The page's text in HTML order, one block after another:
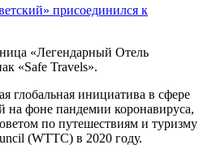
присоединился к
«Легендарный Отель
«Safe Travels».
глобальная инициатива в сфере
на фоне пандемии коронавируса,
по путешествиям и туризму
(WTTC) в 2020 году.